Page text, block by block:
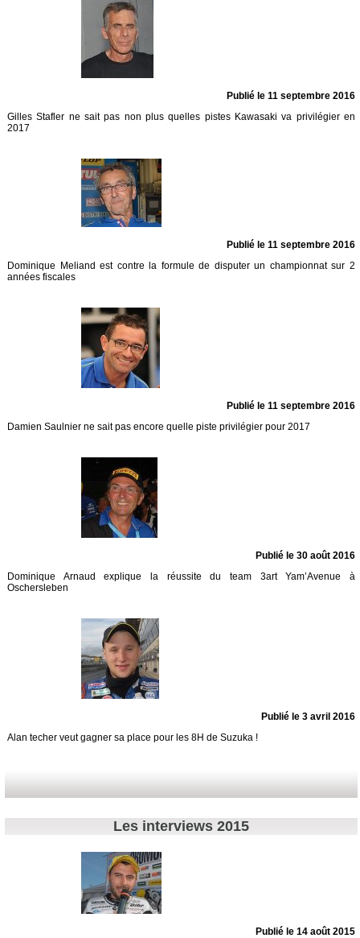
Publié le 11 septembre 2016
Gilles Stafler ne sait pas non plus quelles pistes Kawasaki va privilégier en
2017
Publié le 11 septembre 2016
Dominique Meliand est contre la formule de disputer un championnat sur 2
années fiscales
Publié le 11 septembre 2016
Damien Saulnier ne sait pas encore quelle piste privilégier pour 2017
Publié le 30 août 2016
Dominique Arnaud explique la réussite du team 3art Yam’Avenue à
Oschersleben
Publié le 3 avril 2016
Alan techer veut gagner sa place pour les 8H de Suzuka !
Les interviews 2015
Publié le 14 août 2015